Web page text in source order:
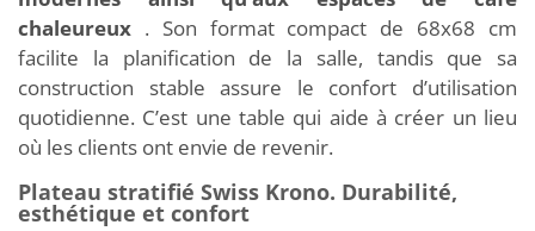
chaleureux . Son format compact de 68x68 cm
facilite la planification de la salle, tandis que sa
construction stable assure le confort d’utilisation
quotidienne. C’est une table qui aide à créer un lieu
où les clients ont envie de revenir.
Plateau stratifié Swiss Krono. Durabilité,
esthétique et confort